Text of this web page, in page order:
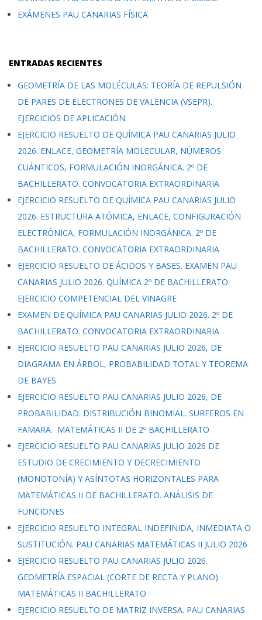
EXÁMENES PAU CANARIAS FÍSICA
ENTRADAS RECIENTES
GEOMETRÍA DE LAS MOLÉCULAS: TEORÍA DE REPULSIÓN
DE PARES DE ELECTRONES DE VALENCIA (VSEPR).
EJERCICIOS DE APLICACIÓN.
EJERCICIO RESUELTO DE QUÍMICA PAU CANARIAS JULIO
2026. ENLACE, GEOMETRÍA MOLECULAR, NÚMEROS
CUÁNTICOS, FORMULACIÓN INORGÁNICA. 2º DE
BACHILLERATO. CONVOCATORIA EXTRAORDINARIA
EJERCICIO RESUELTO DE QUÍMICA PAU CANARIAS JULIO
2026. ESTRUCTURA ATÓMICA, ENLACE, CONFIGURACIÓN
ELECTRÓNICA, FORMULACIÓN INORGÁNICA. 2º DE
BACHILLERATO. CONVOCATORIA EXTRAORDINARIA
EJERCICIO RESUELTO DE ÁCIDOS Y BASES. EXAMEN PAU
CANARIAS JULIO 2026. QUÍMICA 2º DE BACHILLERATO.
EJERCICIO COMPETENCIAL DEL VINAGRE
EXAMEN DE QUÍMICA PAU CANARIAS JULIO 2026. 2º DE
BACHILLERATO. CONVOCATORIA EXTRAORDINARIA
EJERCICIO RESUELTO PAU CANARIAS JULIO 2026, DE
DIAGRAMA EN ÁRBOL, PROBABILIDAD TOTAL Y TEOREMA
DE BAYES
EJERCICIO RESUELTO PAU CANARIAS JULIO 2026, DE
PROBABILIDAD. DISTRIBUCIÓN BINOMIAL. SURFEROS EN
FAMARA. MATEMÁTICAS II DE 2º BACHILLERATO
EJERCICIO RESUELTO PAU CANARIAS JULIO 2026 DE
ESTUDIO DE CRECIMIENTO Y DECRECIMIENTO
(MONOTONÍA) Y ASÍNTOTAS HORIZONTALES PARA
MATEMÁTICAS II DE BACHILLERATO. ANÁLISIS DE
FUNCIONES
EJERCICIO RESUELTO INTEGRAL INDEFINIDA, INMEDIATA O
SUSTITUCIÓN. PAU CANARIAS MATEMÁTICAS II JULIO 2026
EJERCICIO RESUELTO PAU CANARIAS JULIO 2026.
GEOMETRÍA ESPACIAL (CORTE DE RECTA Y PLANO).
MATEMÁTICAS II BACHILLERATO
EJERCICIO RESUELTO DE MATRIZ INVERSA. PAU CANARIAS